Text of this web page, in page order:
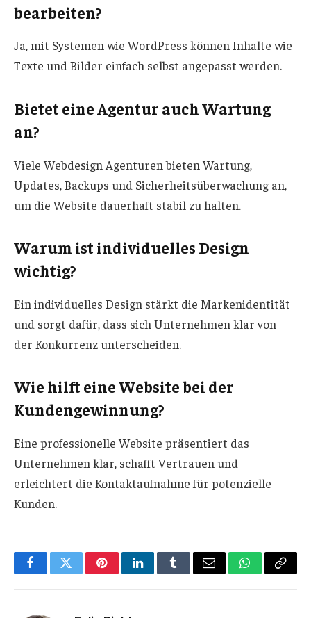
bearbeiten?
Ja, mit Systemen wie WordPress können Inhalte wie
Texte und Bilder einfach selbst angepasst werden.
Bietet eine Agentur auch Wartung
an?
Viele Webdesign Agenturen bieten Wartung,
Updates, Backups und Sicherheitsüberwachung an,
um die Website dauerhaft stabil zu halten.
Warum ist individuelles Design
wichtig?
Ein individuelles Design stärkt die Markenidentität
und sorgt dafür, dass sich Unternehmen klar von
der Konkurrenz unterscheiden.
Wie hilft eine Website bei der
Kundengewinnung?
Eine professionelle Website präsentiert das
Unternehmen klar, schafft Vertrauen und
erleichtert die Kontaktaufnahme für potenzielle
Kunden.
FacebookTwitterPinterestLinkedInTumblrEmail WhatsApp
Copy